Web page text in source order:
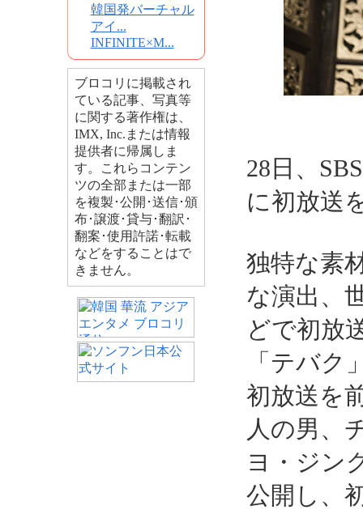
韓国発バーチャル
アイ...
INFINITE×M...
ブロコリに掲載され
ている記事、写真等
に関する著作権は、
IMX, Inc.または情報
提供者に帰属しま
す。これらコンテン
ツの全部または一部
を複製･公開･送信･頒
布･譲渡･貸与･翻訳･
翻案･使用許諾･転載
などをすることはで
きません。
28日、
に初放送
独特な素
な演出、
どで初放
「テバク
初放送を
人の男、
ヨ・ジン
公開し、